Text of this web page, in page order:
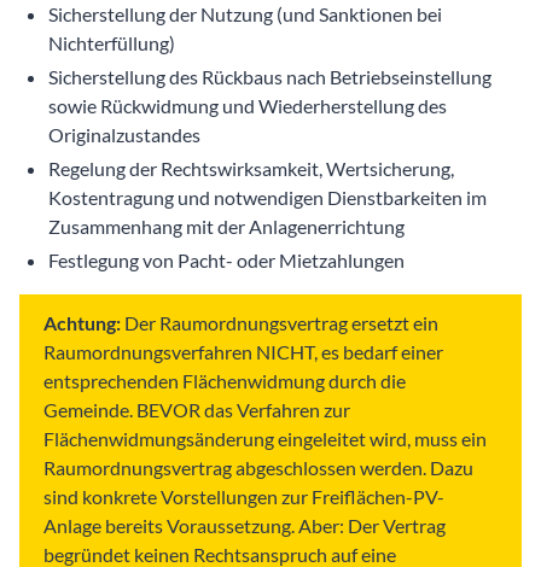
Sicherstellung der Nutzung (und Sanktionen bei
Nichterfüllung)
Sicherstellung des Rückbaus nach Betriebseinstellung
sowie Rückwidmung und Wiederherstellung des
Originalzustandes
Regelung der Rechtswirksamkeit, Wertsicherung,
Kostentragung und notwendigen Dienstbarkeiten im
Zusammenhang mit der Anlagenerrichtung
Festlegung von Pacht- oder Mietzahlungen
Achtung: Der Raumordnungsvertrag ersetzt ein
Raumordnungsverfahren NICHT, es bedarf einer
entsprechenden Flächenwidmung durch die
Gemeinde. BEVOR das Verfahren zur
Flächenwidmungsänderung eingeleitet wird, muss ein
Raumordnungsvertrag abgeschlossen werden. Dazu
sind konkrete Vorstellungen zur Freiflächen-PV-
Anlage bereits Voraussetzung. Aber: Der Vertrag
begründet keinen Rechtsanspruch auf eine